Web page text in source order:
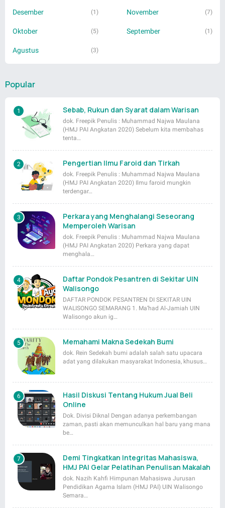
Desember (1) November (7)
Oktober (5) September (1)
Agustus (3)
Popular
Sebab, Rukun dan Syarat dalam Warisan
dok. Freepik Penulis : Muhammad Najwa Maulana
(HMJ PAI Angkatan 2020) Sebelum kita membahas
tenta…
Pengertian Ilmu Faroid dan Tirkah
dok. Freepik Penulis : Muhammad Najwa Maulana
(HMJ PAI Angkatan 2020) Ilmu faroid mungkin
terdengar…
Perkara yang Menghalangi Seseorang
Memperoleh Warisan
dok. Freepik Penulis : Muhammad Najwa Maulana
(HMJ PAI Angkatan 2020) Perkara yang dapat
menghala…
Daftar Pondok Pesantren di Sekitar UIN
Walisongo
DAFTAR PONDOK PESANTREN DI SEKITAR UIN
WALISONGO SEMARANG 1. Ma’had Al-Jamiah UIN
Walisongo akun ig…
Memahami Makna Sedekah Bumi
dok. Rein Sedekah bumi adalah salah satu upacara
adat yang dilakukan masyarakat Indonesia, khusus…
Hasil Diskusi Tentang Hukum Jual Beli
Online
Dok. Divisi Diknal Dengan adanya perkembangan
zaman, pasti akan memunculkan hal baru yang mana
be…
Demi Tingkatkan Integritas Mahasiswa,
HMJ PAI Gelar Pelatihan Penulisan Makalah
dok. Nazih Kahfi Himpunan Mahasiswa Jurusan
Pendidikan Agama Islam (HMJ PAI) UIN Walisongo
Semara…